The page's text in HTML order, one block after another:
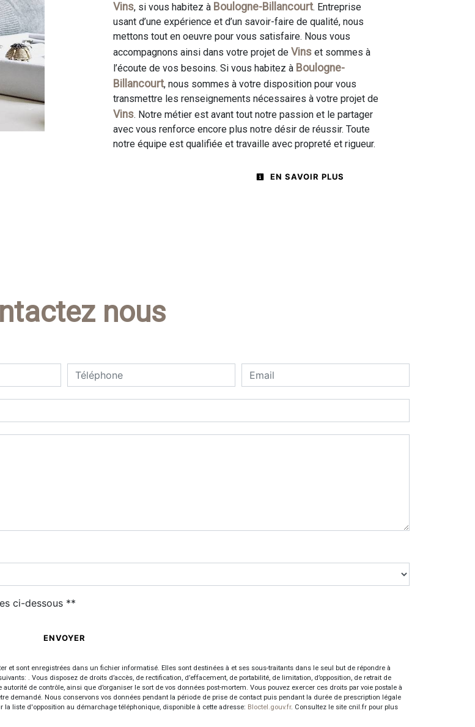
Vins, si vous habitez à Boulogne-Billancourt. Entreprise
usant d’une expérience et d’un savoir-faire de qualité, nous
mettons tout en oeuvre pour vous satisfaire. Nous vous
accompagnons ainsi dans votre projet de Vins et sommes à
l’écoute de vos besoins. Si vous habitez à Boulogne-
Billancourt, nous sommes à votre disposition pour vous
transmettre les renseignements nécessaires à votre projet de
Vins. Notre métier est avant tout notre passion et le partager
avec vous renforce encore plus notre désir de réussir. Toute
notre équipe est qualifiée et travaille avec propreté et rigueur.
EN SAVOIR PLUS
nous
ci-dessous **
ENVOYER
sont enregistrées dans un fichier informatisé. Elles sont destinées à et ses sous-traitants dans le seul but de répondre à
. Vous disposez de droits d’accès, de rectification, d’effacement, de portabilité, de limitation, d’opposition, de retrait de
de contrôle, ainsi que d’organiser le sort de vos données post-mortem. Vous pouvez exercer ces droits par voie postale à
demandé. Nous conservons vos données pendant la période de prise de contact puis pendant la durée de prescription légale
liste d'opposition au démarchage téléphonique, disponible à cette adresse: Bloctel.gouv.fr. Consultez le site cnil.fr pour plus